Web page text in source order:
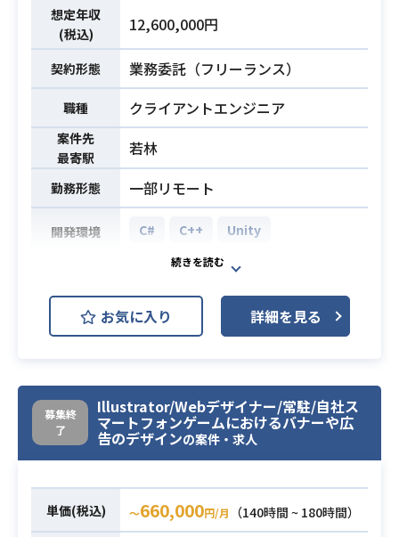
必須スキル
経験がある方
・クラウドインフラ（Amazon VPC
など）におけるネットワーク構築経
験、知見がある方
・Lambdaやスクリプトのプログラ
ミング開発経験がある方
・自発的に活動することができ、コ
ミュニケーションも良好な方
・未経験の業務にも積極的に取り組
める方
想定年収
(税込)
12,600,000円
契約形態 業務委託（フリーランス）
職種 クライアントエンジニア
案件先
最寄駅
若林
勤務形態 一部リモート
開発環境 C# C++ Unity
今後グローバル領域に力をいれてい
く背景もあり、
新規3Dサービスを開発する際にもク
オリティの向上強化によりコアメン
を募集しております！
社内に描画回りのスキルノウハウを
布教してただくことも期待しており
ます！
してゲームグラフィックスに関する
お気に入り 詳細を見る
募集終
了
Illustrator/Webデザイナー/常駐/自社ス
マートフォンゲームにおけるバナーや広
告のデザインの案件・求人
単価(税込) 〜660,000円/月
（140時間 ~ 180時間）